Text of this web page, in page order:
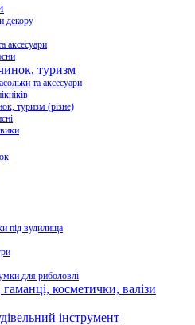
декору
аксесуари
туризм
та аксесуари
туризм (різне)
під вудилища
для риболовлі
косметички, валізи
інструмент